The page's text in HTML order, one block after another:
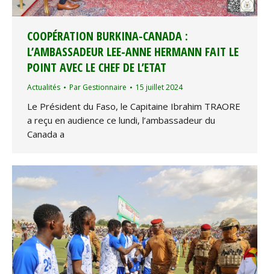
COOPÉRATION BURKINA-CANADA :
L’AMBASSADEUR LEE-ANNE HERMANN FAIT LE
POINT AVEC LE CHEF DE L’ETAT
Actualités Par Gestionnaire 15 juillet 2024
Le Président du Faso, le Capitaine Ibrahim TRAORE
a reçu en audience ce lundi, l’ambassadeur du
Canada a